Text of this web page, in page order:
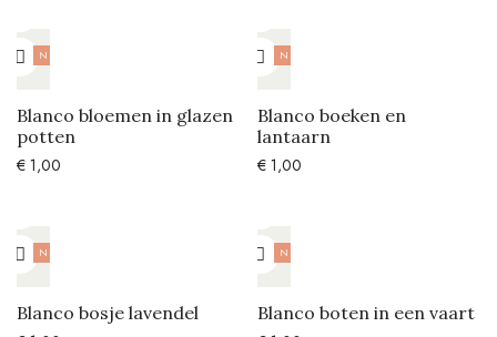
NIEUW
Blanco bloemen in glazen
potten
€ 1,00
NIEUW
Blanco boeken en
lantaarn
€1,00
NIEUW
Blanco bosje lavendel
NIEUW
Blanco boten in een vaart